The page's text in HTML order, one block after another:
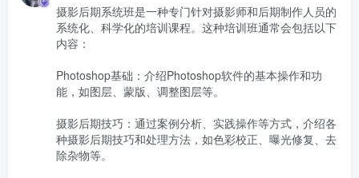
摄影后期系统班是一种专门针对摄影师和后期制作人员的
系统化、科学化的培训课程。这种培训班通常会包括以下
内容：
Photoshop基础：介绍Photoshop软件的基本操作和功
能，如图层、蒙版、调整图层等。
摄影后期技巧：通过案例分析、实践操作等方式，介绍各
种摄影后期技巧和处理方法，如色彩校正、曝光修复、去
除杂物等。